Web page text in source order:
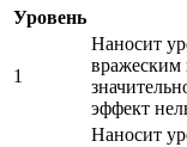
Уровень
1
Наносит
вражеским
эффект
Наносит